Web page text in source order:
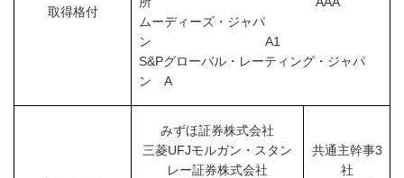
取得格付
ムーディーズ・ジャパ
ン A1
S&Pグローバル・レーティング・ジャパ
ン A
みずほ証券株式会社
三菱UFJモルガン・スタン
レー証券株式会社
共通主幹事3
社